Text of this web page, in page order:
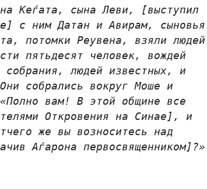
Кеѓата, сына Леви, [выступил
с ним Датан и Авирам, сыновья
потомки Реувена, взяли людей
пятьдесят человек, вождей
собрания, людей известных, и
собрались вокруг Моше и
вам! В этой общине все
Откровения на Синае], и
же вы возноситесь над
Аѓарона первосвященником]?»